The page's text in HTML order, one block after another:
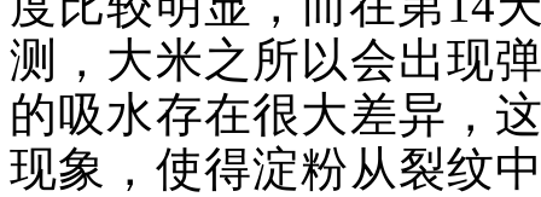
测，大米之所以会出现
的吸水存在很大差异，
现象，使得淀粉从裂纹